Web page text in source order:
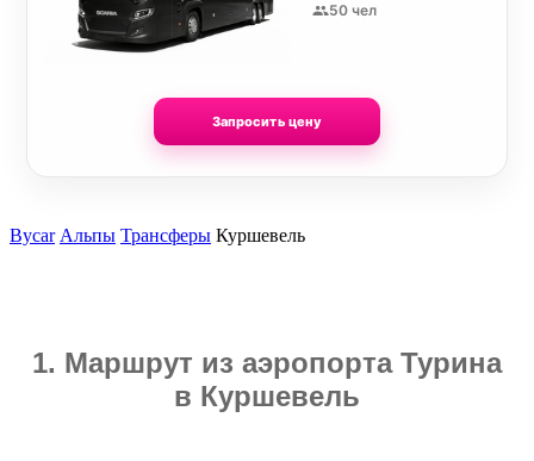
50 чел
Запросить цену
Bycar Альпы Трансферы Куршевель
1. Маршрут из аэропорта Турина
в Куршевель